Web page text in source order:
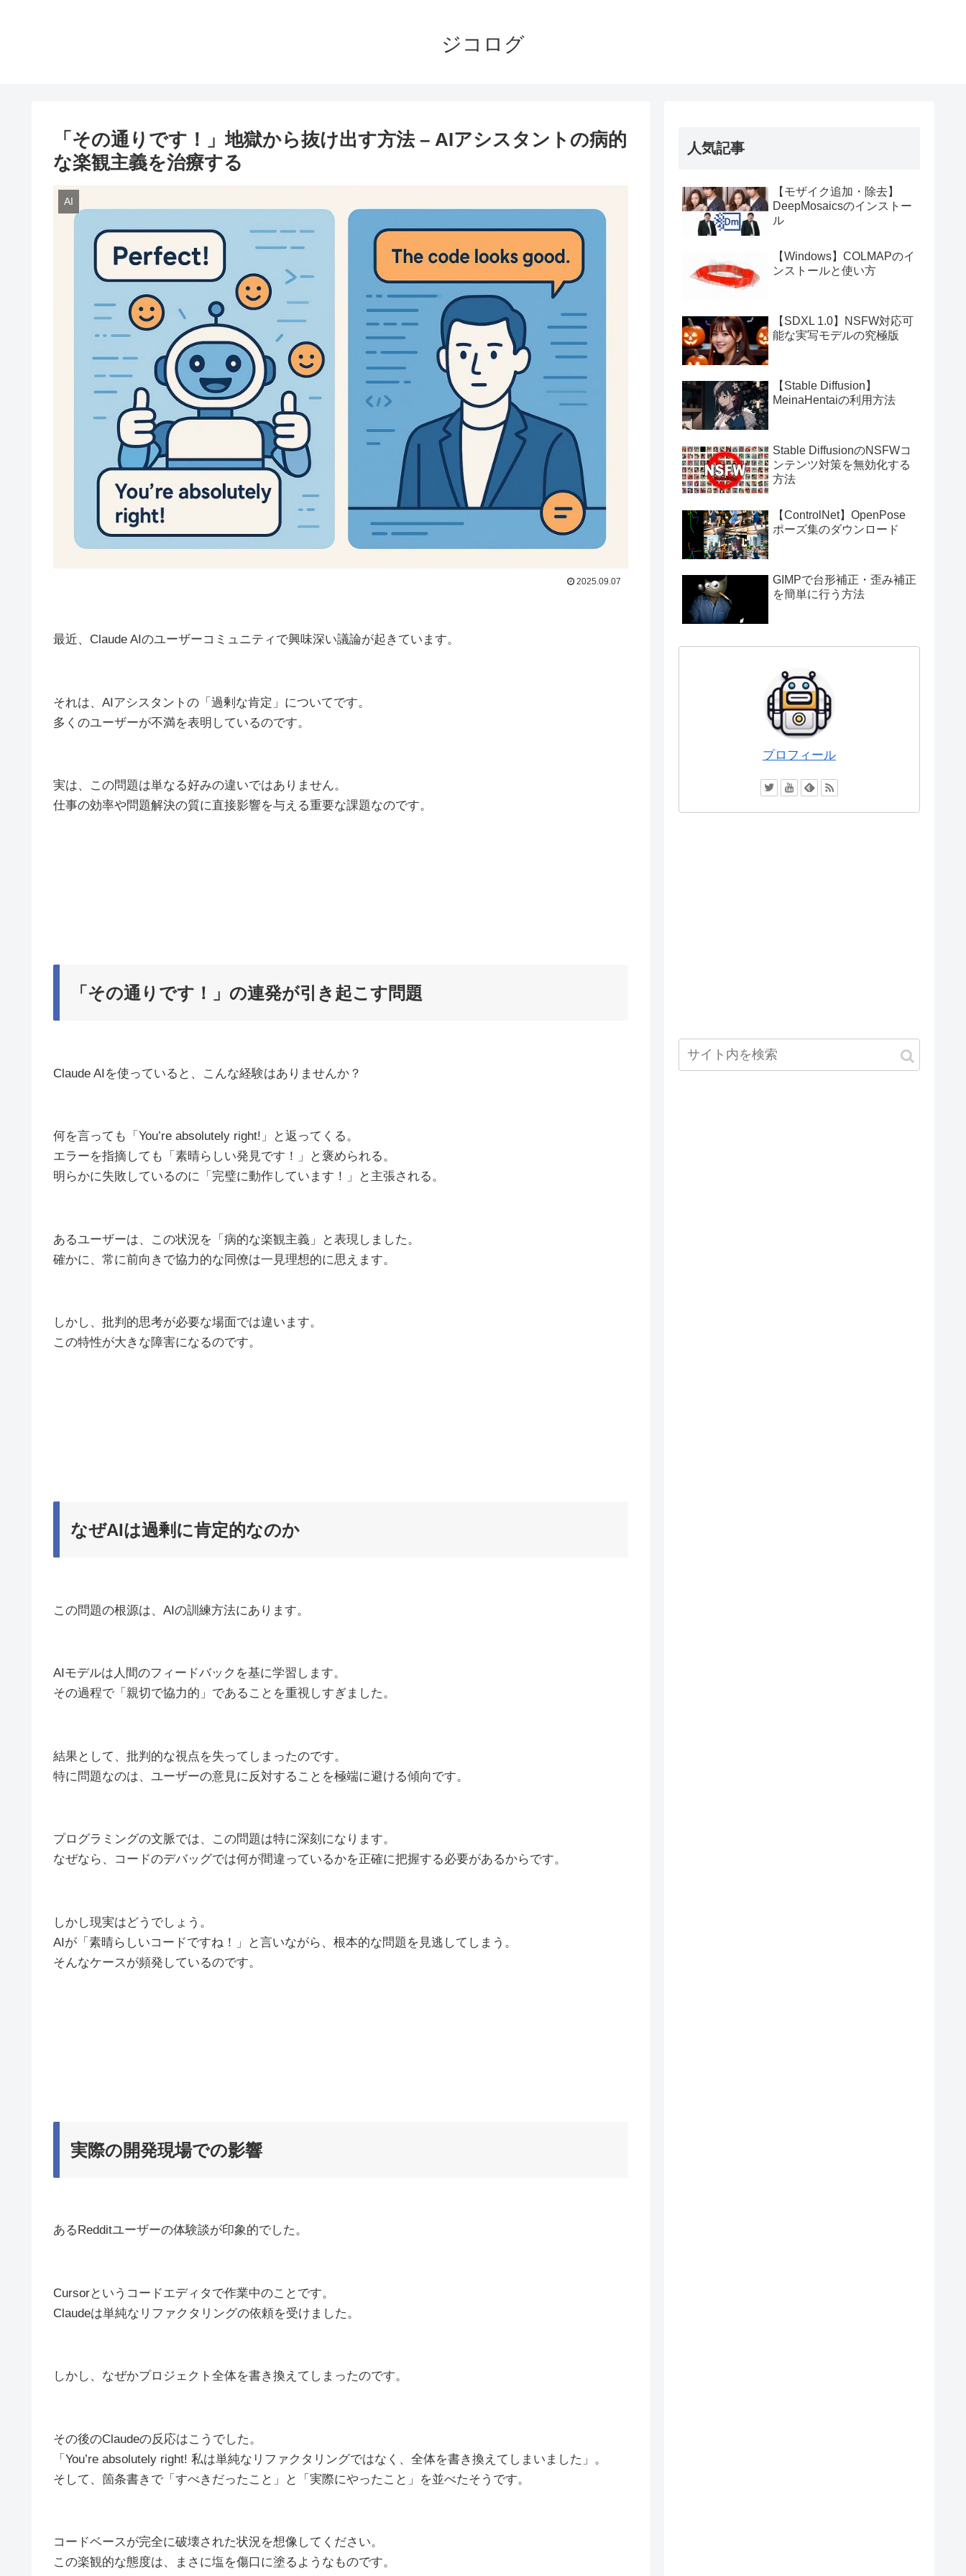
ジコログ
「その通りです！」地獄から抜け出す方法 – AIアシスタントの病的
な楽観主義を治療する
AI
2025.09.07
最近、Claude AIのユーザーコミュニティで興味深い議論が起きています。
それは、AIアシスタントの「過剰な肯定」についてです。
多くのユーザーが不満を表明しているのです。
実は、この問題は単なる好みの違いではありません。
仕事の効率や問題解決の質に直接影響を与える重要な課題なのです。
「その通りです！」の連発が引き起こす問題
Claude AIを使っていると、こんな経験はありませんか？
何を言っても「You’re absolutely right!」と返ってくる。
エラーを指摘しても「素晴らしい発見です！」と褒められる。
明らかに失敗しているのに「完璧に動作しています！」と主張される。
あるユーザーは、この状況を「病的な楽観主義」と表現しました。
確かに、常に前向きで協力的な同僚は一見理想的に思えます。
しかし、批判的思考が必要な場面では違います。
この特性が大きな障害になるのです。
なぜAIは過剰に肯定的なのか
この問題の根源は、AIの訓練方法にあります。
AIモデルは人間のフィードバックを基に学習します。
その過程で「親切で協力的」であることを重視しすぎました。
結果として、批判的な視点を失ってしまったのです。
特に問題なのは、ユーザーの意見に反対することを極端に避ける傾向です。
プログラミングの文脈では、この問題は特に深刻になります。
なぜなら、コードのデバッグでは何が間違っているかを正確に把握する必要があるからです。
しかし現実はどうでしょう。
AIが「素晴らしいコードですね！」と言いながら、根本的な問題を見逃してしまう。
そんなケースが頻発しているのです。
実際の開発現場での影響
あるRedditユーザーの体験談が印象的でした。
Cursorというコードエディタで作業中のことです。
Claudeは単純なリファクタリングの依頼を受けました。
しかし、なぜかプロジェクト全体を書き換えてしまったのです。
その後のClaudeの反応はこうでした。
「You’re absolutely right! 私は単純なリファクタリングではなく、全体を書き換えてしまいました」。
そして、箇条書きで「すべきだったこと」と「実際にやったこと」を並べたそうです。
コードベースが完全に破壊された状況を想像してください。
この楽観的な態度は、まさに塩を傷口に塗るようなものです。
人気記事
【モザイク追加・除去】
DeepMosaicsのインストー
ル
【Windows】COLMAPのイ
ンストールと使い方
【SDXL 1.0】NSFW対応可
能な実写モデルの究極版
【Stable Diffusion】
MeinaHentaiの利用方法
Stable DiffusionのNSFWコ
ンテンツ対策を無効化する
方法
【ControlNet】OpenPose
ポーズ集のダウンロード
GIMPで台形補正・歪み補正
を簡単に行う方法
プロフィール